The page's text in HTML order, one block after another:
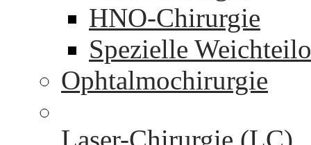
HNO-Chirurgie
Spezielle
Ophtalmochirurgie
Laser-Chirurgie (LC)